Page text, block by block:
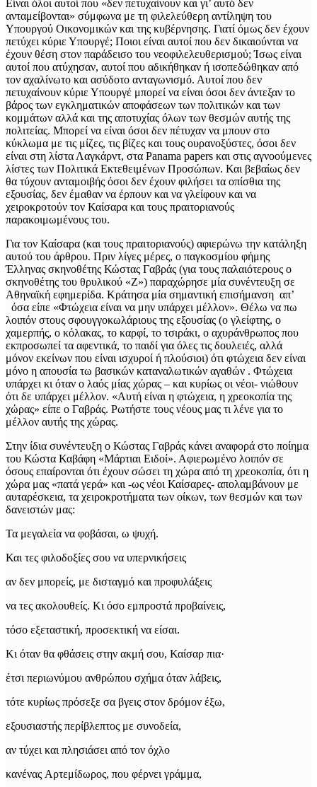
Είναι όλοι αυτοί που «δεν πετυχαίνουν και γι’ αυτό δεν
ανταμείβονται» σύμφωνα με τη φιλελεύθερη αντίληψη του
Υπουργού Οικονομικών και της κυβέρνησης. Γιατί όμως δεν έχουν
πετύχει κύριε Υπουργέ; Ποιοι είναι αυτοί που δεν δικαιούνται να
έχουν θέση στον παράδεισο του νεοφιλελευθερισμού; Ίσως είναι
αυτοί που ατύχησαν, αυτοί που αδικήθηκαν ή ισοπεδώθηκαν από
τον αχαλίνωτο και ασύδοτο ανταγωνισμό. Αυτοί που δεν
πετυχαίνουν κύριε Υπουργέ μπορεί να είναι όσοι δεν άντεξαν το
βάρος των εγκληματικών αποφάσεων των πολιτικών και των
κομμάτων αλλά και της αποτυχίας όλων των θεσμών αυτής της
πολιτείας. Μπορεί να είναι όσοι δεν πέτυχαν να μπουν στο
κύκλωμα με τις μίζες, τις βίζες και τους ουρανοξύστες, όσοι δεν
είναι στη λίστα Λαγκάρντ, στα Panama papers και στις αγνοούμενες
λίστες των Πολιτικά Εκτεθειμένων Προσώπων. Και βεβαίως δεν
θα τύχουν ανταμοιβής όσοι δεν έχουν φιλήσει τα οπίσθια της
εξουσίας, δεν έμαθαν να έρπουν και να γλείφουν και να
χειροκροτούν τον Καίσαρα και τους πραιτοριανούς
παρακοιμωμένους του.
Για τον Καίσαρα (και τους πραιτοριανούς) αφιερώνω την κατάληξη
αυτού του άρθρου. Πριν λίγες μέρες, ο παγκοσμίου φήμης
Έλληνας σκηνοθέτης Κώστας Γαβράς (για τους παλαιότερους ο
σκηνοθέτης του θρυλικού «Ζ») παραχώρησε μία συνέντευξη σε
Αθηναϊκή εφημερίδα. Κράτησα μία σημαντική επισήμανση απ’
όσα είπε «Φτώχεια είναι να μην υπάρχει μέλλον». Θέλω να πω
λοιπόν στους σφουγγοκωλάριους της εξουσίας (ο γλείφτης, ο
χαμερπής, ο κόλακας, το καρφί, το τσιράκι, ο αχυράνθρωπος που
εκπροσωπεί τα αφεντικά, το παιδί για όλες τις δουλειές, αλλά
μόνον εκείνων που είναι ισχυροί ή πλούσιοι) ότι φτώχεια δεν είναι
μόνο η απουσία τω βασικών καταναλωτικών αγαθών . Φτώχεια
υπάρχει κι όταν ο λαός μίας χώρας – και κυρίως οι νέοι- νιώθουν
ότι δε υπάρχει μέλλον. «Αυτή είναι η φτώχεια, η χρεοκοπία της
χώρας» είπε ο Γαβράς. Ρωτήστε τους νέους μας τι λένε για το
μέλλον αυτής της χώρας.
Στην ίδια συνέντευξη ο Κώστας Γαβράς κάνει αναφορά στο ποίημα
του Κώστα Καβάφη «Μάρτιαι Eιδοί». Αφιερωμένο λοιπόν σε
όσους επαίρονται ότι έχουν σώσει τη χώρα από τη χρεοκοπία, ότι η
χώρα μας «πατά γερά» και -ως νέοι Καίσαρες- απολαμβάνουν με
αυταρέσκεια, τα χειροκροτήματα των οίκων, των θεσμών και των
δανειστών μας:
Τα μεγαλεία να φοβάσαι, ω ψυχή.
Και τες φιλοδοξίες σου να υπερνικήσεις
αν δεν μπορείς, με δισταγμό και προφυλάξεις
να τες ακολουθείς. Κι όσο εμπροστά προβαίνεις,
τόσο εξεταστική, προσεκτική να είσαι.
Κι όταν θα φθάσεις στην ακμή σου, Καίσαρ πια·
έτσι περιωνύμου ανθρώπου σχήμα όταν λάβεις,
τότε κυρίως πρόσεξε σα βγεις στον δρόμον έξω,
εξουσιαστής περίβλεπτος με συνοδεία,
αν τύχει και πλησιάσει από τον όχλο
κανένας Aρτεμίδωρος, που φέρνει γράμμα,